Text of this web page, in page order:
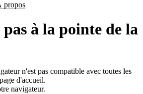
propos
pas à la pointe de la
n'est pas compatible avec toutes les
d'accueil.
navigateur.